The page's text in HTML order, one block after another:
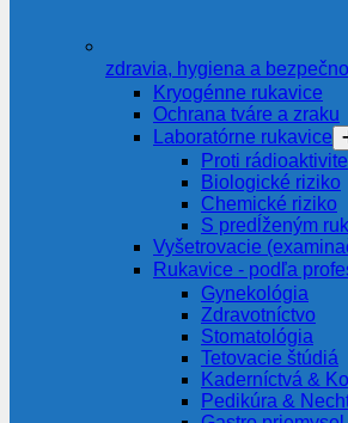
zdravia, hygiena a
Kryogénne rukavice
Ochrana tváre a zraku
Laboratórne rukavice
Proti rádioaktivite
Biologické riziko
Chemické riziko
S predĺženým
Vyšetrovacie
Rukavice - podľa
Gynekológia
Zdravotníctvo
Stomatológia
Tetovacie štúdiá
Kaderníctvá &
Pedikúra &